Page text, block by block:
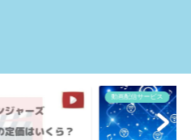
動画配信サービス